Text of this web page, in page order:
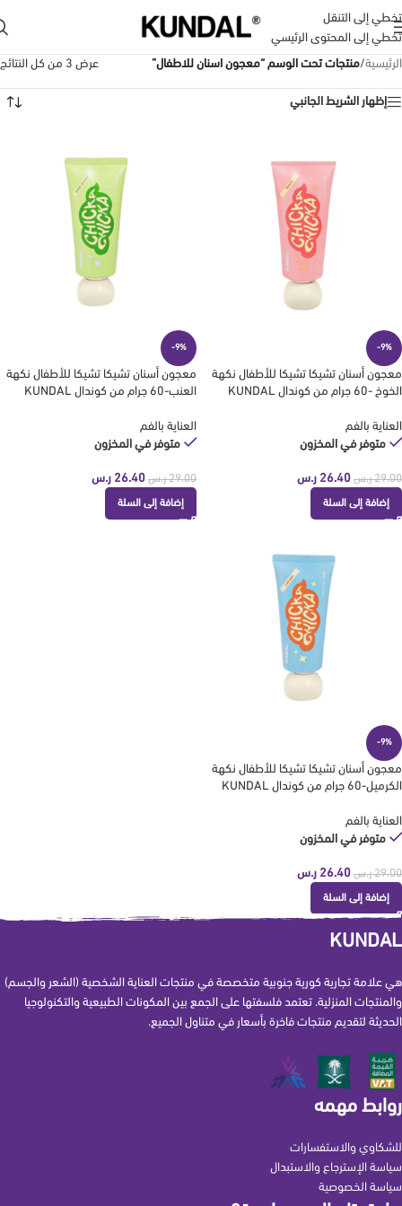
تخطي إلى التنقل
تخطي إلى المحتوى الرئيسي
الرئيسية/منتجات تحت الوسم “معجون اسنان للاطفال” عرض ⁦3⁩ من كل النتائج
إظهار الشريط الجانبي
-9%
معجون أسنان تشيكا تشيكا للأطفال نكهة
الخوخ -60 جرام من كوندال KUNDAL
العناية بالفم
متوفر في المخزون
29.00 ر.س 26.40 ر.س
إضافة إلى السلة
-9%
معجون أسنان تشيكا تشيكا للأطفال نكهة
العنب-60 جرام من كوندال KUNDAL
العناية بالفم
متوفر في المخزون
29.00 ر.س 26.40 ر.س
إضافة إلى السلة
-9%
معجون أسنان تشيكا تشيكا للأطفال نكهة
الكرميل-60 جرام من كوندال KUNDAL
العناية بالفم
متوفر في المخزون
29.00 ر.س 26.40 ر.س
إضافة إلى السلة
KUNDAL
هي علامة تجارية كورية جنوبية متخصصة في منتجات العناية الشخصية (الشعر والجسم)
والمنتجات المنزلية. تعتمد فلسفتها على الجمع بين المكونات الطبيعية والتكنولوجيا
الحديثة لتقديم منتجات فاخرة بأسعار في متناول الجميع.
روابط مهمه
للشكاوي والاستفسارات
سياسة الإسترجاع والاستبدال
سياسة الخصوصية